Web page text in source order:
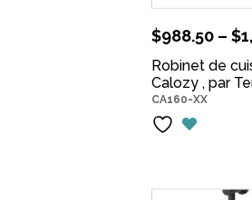
$988.50 – $
Robinet de
Calozy , par
CA160-XX